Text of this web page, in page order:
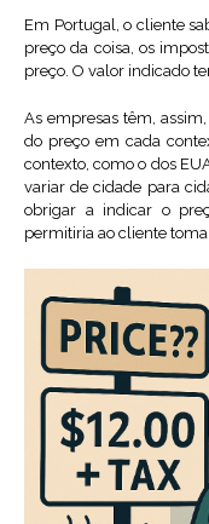
Em Portugal, o cliente
preço da coisa, os
preço. O valor indicado
As empresas têm,
do preço em cada
contexto, como o dos
variar de cidade para
obrigar a indicar o
permitiria ao cliente